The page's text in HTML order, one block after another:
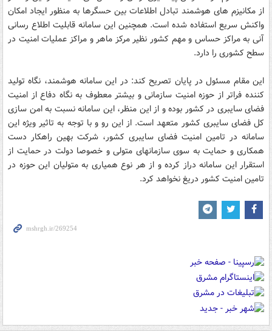
از مکانیزم های هوشمند تبادل اطلاعات بین حسگرها به منظور ایجاد امکان
واکنش سریع استفاده شده است. همچنین این سامانه قابلیت اطلاع رسانی
آنی به مراکز حساس و مهم کشور نظیر مرکز ماهر و مراکز عملیات امنیت در
سطح کشوری را دارد.
اين مقام مسئول در پايان تصریح کند: در این سامانه هوشمند، نگاه تولید
کننده فراتر از حوزه امنیت سازمانی و بیشتر معطوف به نگاه دفاع از امنیت
فضای سایبری در کشور بوده و از این منظر، این سامانه نسبت به امن سازی
کل فضای سایبری کشور متعهد است. از این رو و با توجه به تاثیر ویژه این
سامانه در تامین امنیت فضای سایبری کشور، شرکت بهین راهکار دست
همکاری و حمایت به سوی سازمانهای متولی و خصوصا دولت در حمایت از
استقرار این سامانه دراز کرده و از هر نوع همیاری به متولیان این حوزه در
تامین امنیت کشور دریغ نخواهد کرد.